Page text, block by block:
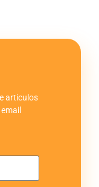
articulos